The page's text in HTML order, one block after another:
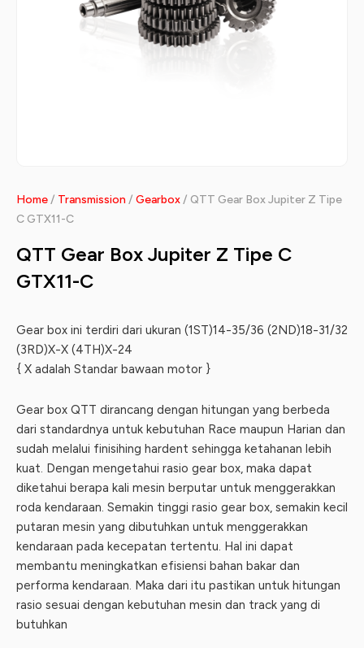
Home/ Transmission / Gearbox/ QTT Gear Box Jupiter Z Tipe
C GTX11-C
QTT Gear Box Jupiter Z Tipe C
GTX11-C
Gear box ini terdiri dari ukuran (1ST)14-35/36 (2ND)18-31/32
(3RD)X-X (4TH)X-24
{ X adalah Standar bawaan motor }
Gear box QTT dirancang dengan hitungan yang berbeda
dari standardnya untuk kebutuhan Race maupun Harian dan
sudah melalui finisihing hardent sehingga ketahanan lebih
kuat. Dengan mengetahui rasio gear box, maka dapat
diketahui berapa kali mesin berputar untuk menggerakkan
roda kendaraan. Semakin tinggi rasio gear box, semakin kecil
putaran mesin yang dibutuhkan untuk menggerakkan
kendaraan pada kecepatan tertentu. Hal ini dapat
membantu meningkatkan efisiensi bahan bakar dan
performa kendaraan. Maka dari itu pastikan untuk hitungan
rasio sesuai dengan kebutuhan mesin dan track yang di
butuhkan